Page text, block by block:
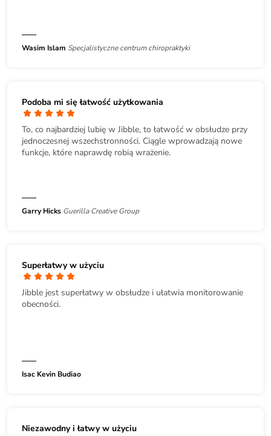
Wasim Islam Specjalistyczne centrum chiropraktyki
Podoba mi się łatwość użytkowania
To, co najbardziej lubię w Jibble, to łatwość w obsłudze przy
jednoczesnej wszechstronności. Ciągle wprowadzają nowe
funkcje, które naprawdę robią wrażenie.
Garry Hicks Guerilla Creative Group
Superłatwy w użyciu
Jibble jest superłatwy w obsłudze i ułatwia monitorowanie
obecności.
Isac Kevin Budiao
Niezawodny i łatwy w użyciu